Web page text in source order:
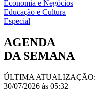
Economia e Negócios
Educação e Cultura
Especial
AGENDA
DA SEMANA
ÚLTIMA ATUALIZAÇÃO:
30/07/2026 às 05:32